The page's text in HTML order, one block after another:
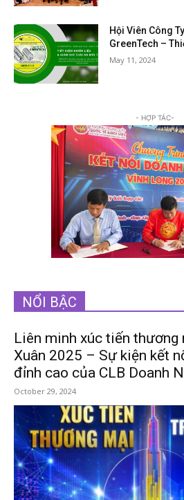
Hội Viên Công
GreenTech –
May 11, 2024
- HỢP TÁC-
NỔI BẬC
Liên minh xúc tiến thương
Xuân 2025 – Sự kiện kết
đỉnh cao của CLB Doanh
October 29, 2024